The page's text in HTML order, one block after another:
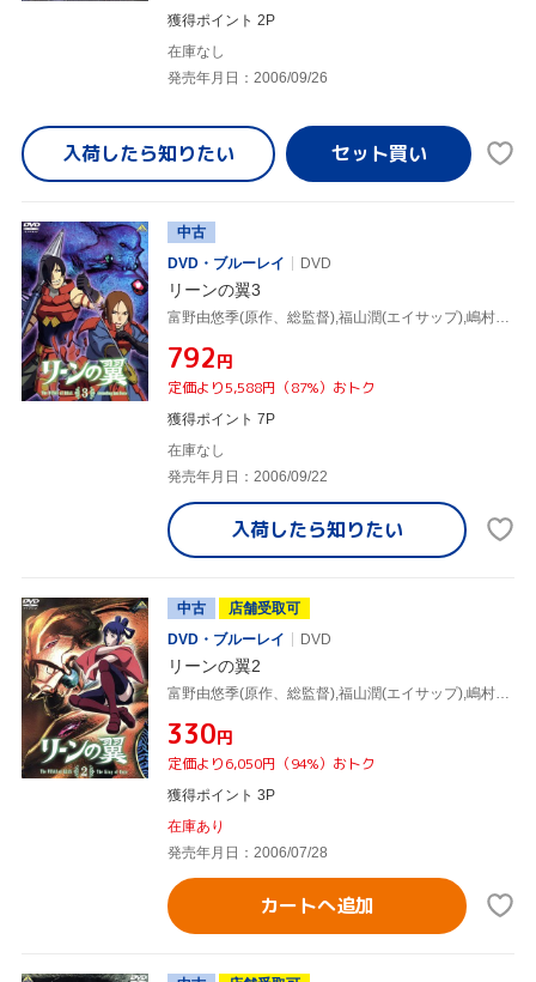
獲得ポイント 2P
在庫なし
発売年月日：2006/09/26
入荷したら知りたい
中古
DVD・ブルーレイ
DVD
リーンの翼3
富野由悠季(原作、総監督),福山潤(エイサップ),嶋村侑(リュクス)
¥792円
定価より5,588円（87%）おトク
獲得ポイント 7P
在庫なし
発売年月日：2006/09/22
入荷したら知りたい
中古
店舗受取可
DVD・ブルーレイ
DVD
リーンの翼2
富野由悠季(原作、総監督),福山潤(エイサップ),嶋村侑(リュクス)
¥330円
定価より6,050円（94%）おトク
獲得ポイント 3P
在庫あり
発売年月日：2006/07/28
カートへ追加